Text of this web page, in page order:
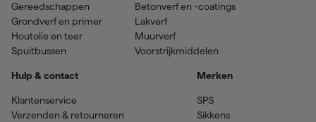
Gereedschappen
Grondverf en primer
Houtolie en teer
Spuitbussen
Betonverf en -coatings
Lakverf
Muurverf
Voorstrijkmiddelen
Hulp & contact
Klantenservice
Verzenden & retourneren
Merken
SPS
Sikkens